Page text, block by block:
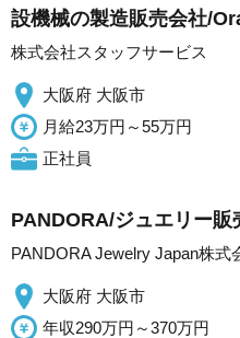
設機械の製造販売会社/
株式会社スタッフサービス
大阪府 大阪市
月給23万円～55万円
正社員
PANDORA/ジュエリー販
PANDORA Jewelry Japan株式
大阪府 大阪市
年収290万円～370万円